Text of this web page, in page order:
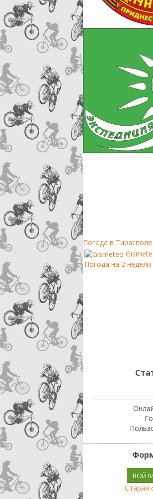
Погода в Тирасполе
Погода на 2 недели
Старая